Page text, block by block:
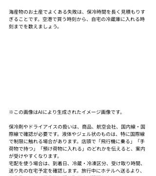
海産物のお土産でよくある失敗は、保冷時間を長く見積もりす
ぎることです。空港で買う時刻から、自宅の冷蔵庫に入れる時
刻までを数えましょう。
※この画像はAIにより生成されたイメージ画像です。
保冷剤やドライアイスの扱いは、商品、航空会社、国内線・国
際線で確認が必要です。液体やジェル状のものは、特に国際線
で制限に触れる場合があります。店頭で「飛行機に乗る」「手
荷物で持つ」「預け荷物に入れる」のどれかを伝えると、案内
が受けやすくなります。
宅配を使う場合は、到着日、冷蔵・冷凍区分、受け取り時間、
送り先の在宅予定を確認します。旅行中にホテルへ送るより、